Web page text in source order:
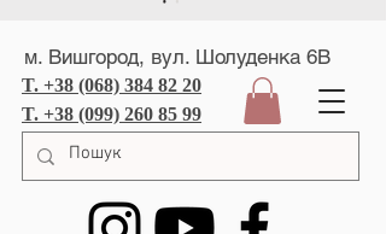
м. Вишгород, вул. Шолуденка 6В
T. +38 (068) 384 82 20
T. +38 (099) 260 85 99